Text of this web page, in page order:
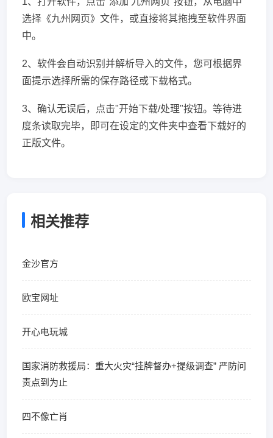
选择《九州网页》文件，或直接将其拖拽至软件界面
中。
2、软件会自动识别并解析导入的文件，您可根据界
面提示选择所需的保存路径或下载格式。
3、确认无误后，点击"开始下载/处理"按钮。等待进
度条读取完毕，即可在设定的文件夹中查看下载好的
正版文件。
相关推荐
金沙官方
欧宝网址
开心电玩城
国家消防救援局：重大火灾“挂牌督办+提级调查” 严防问
责点到为止
四不像亡肖